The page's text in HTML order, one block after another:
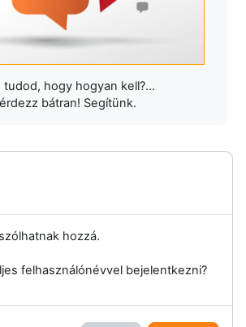
tudod, hogy hogyan kell?...
bátran! Segítünk.
hozzá.
felhasználónévvel bejelentkezni?